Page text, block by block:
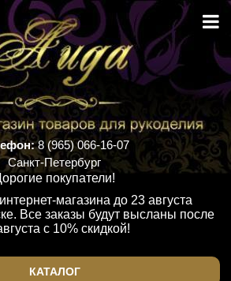
8 (965) 066-16-07
Санкт-Петербург
покупатели!
магазина до 23 августа
Все заказы будут высланы после
с 10% скидкой!
КАТАЛОГ